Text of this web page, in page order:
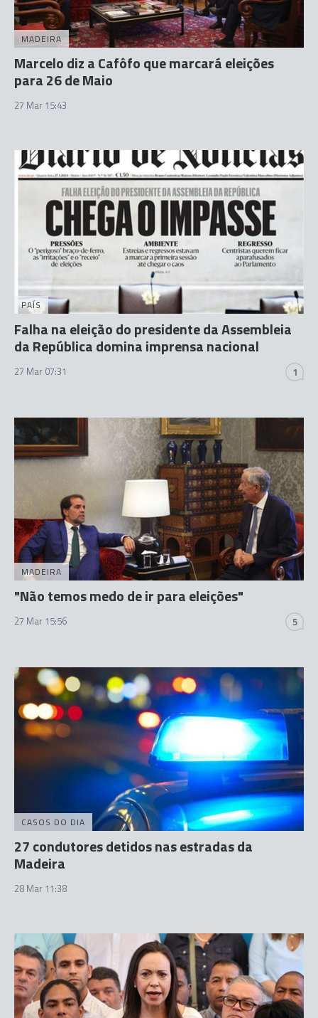
MADEIRA
Marcelo diz a Cafôfo que marcará eleições
para 26 de Maio
27 Mar 15:43
PAÍS
Falha na eleição do presidente da Assembleia
da República domina imprensa nacional
27 Mar 07:31 1
MADEIRA
"Não temos medo de ir para eleições"
27 Mar 15:56 5
CASOS DO DIA
27 condutores detidos nas estradas da
Madeira
28 Mar 11:38